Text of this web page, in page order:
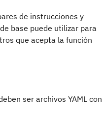
de instrucciones y
base puede utilizar para
que acepta la función
ser archivos YAML con